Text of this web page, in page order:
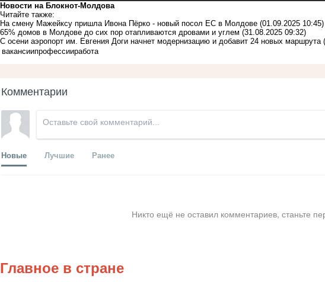
Новости на Блoкнoт-Молдова
Читайте также:
На смену Мажейксу пришла Ивона Пёрко - новый посол ЕС в Молдове (01.09.2025 10:45)
65% домов в Молдове до сих пор отапливаются дровами и углем (31.08.2025 09:32)
С осени аэропорт им. Евгения Доги начнет модернизацию и добавит 24 новых маршрута
вакансиипрофессииработа
Комментарии
Новые Лучшие Ранее
Никто ещё не оставил комментариев, станьте
Главное в стране